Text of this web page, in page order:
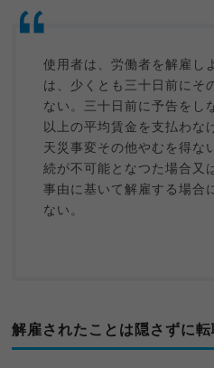
使用者は、労働者を解雇し
は、少くとも三十日前にそ
ない。三十日前に予告をし
以上の平均賃金を支払わな
天災事変その他やむを得な
続が不可能となつた場合又
事由に基いて解雇する場合
ない。
解雇されたことは隠さずに